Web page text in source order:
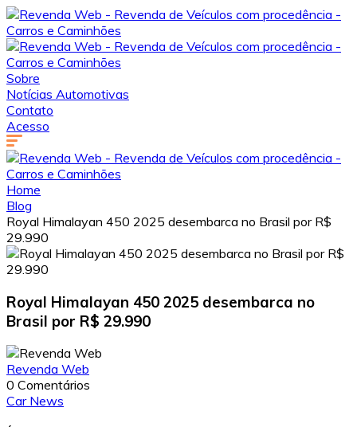
Sobre
Notícias Automotivas
Contato
Acesso
Home
Blog
Royal Himalayan 450 2025 desembarca no Brasil por R$
29.990
Royal Himalayan 450 2025 desembarca no
Brasil por R$ 29.990
Revenda Web
0 Comentários
Car News